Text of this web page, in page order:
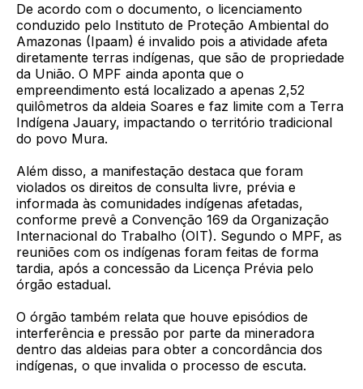
De acordo com o documento, o licenciamento
conduzido pelo Instituto de Proteção Ambiental do
Amazonas (Ipaam) é invalido pois a atividade afeta
diretamente terras indígenas, que são de propriedade
da União. O MPF ainda aponta que o
empreendimento está localizado a apenas 2,52
quilômetros da aldeia Soares e faz limite com a Terra
Indígena Jauary, impactando o território tradicional
do povo Mura.
Além disso, a manifestação destaca que foram
violados os direitos de consulta livre, prévia e
informada às comunidades indígenas afetadas,
conforme prevê a Convenção 169 da Organização
Internacional do Trabalho (OIT). Segundo o MPF, as
reuniões com os indígenas foram feitas de forma
tardia, após a concessão da Licença Prévia pelo
órgão estadual.
O órgão também relata que houve episódios de
interferência e pressão por parte da mineradora
dentro das aldeias para obter a concordância dos
indígenas, o que invalida o processo de escuta.